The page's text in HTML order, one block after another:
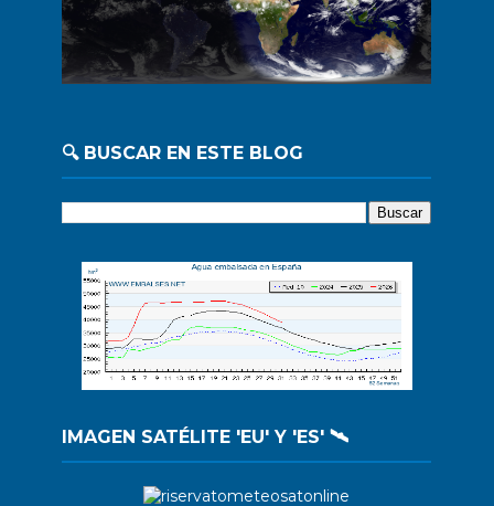
🔍 BUSCAR EN ESTE BLOG
IMAGEN SATÉLITE 'EU' Y 'ES' 🛰️